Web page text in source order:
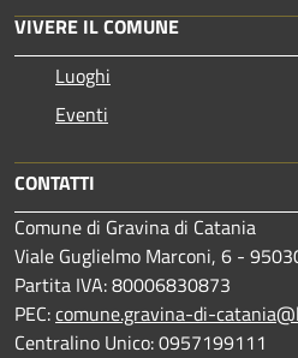
VIVERE IL COMUNE
Luoghi
Eventi
CONTATTI
Comune di Gravina di Catania
Viale Guglielmo Marconi, 6 -
Partita IVA: 80006830873
PEC:comune.gravina-di-
Centralino Unico: 0957199111